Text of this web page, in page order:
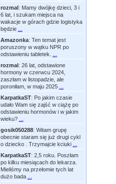
rozmal: Mamy dwójkę dzieci, 3 i
6 lat, i szukam miejsca na
wakacje w górach gdzie logistyka
będzie
Amazonka: Ten temat jest
poruszony w wątku NPR po
odstawieniu tabletek.
rozmal: 26 lat, odstawione
hormony w czerwcu 2024,
zaszłam w listopadzie, ale
poroniłam, w maju 2025
KarpatkaST: Po jakim czasie
udało Wam się zajść w ciążę po
odstawieniu hormonów i w jakim
wieku?
gosik050288: Witam grupę
obecnie staram się już drugi cykl
o dziecko . Trzymajcie kciuki
KarpatkaST: 2,5 roku. Poszłam
po kilku miesiącach do lekarza.
Mieliśmy na przełomie tych lat
dużo bada